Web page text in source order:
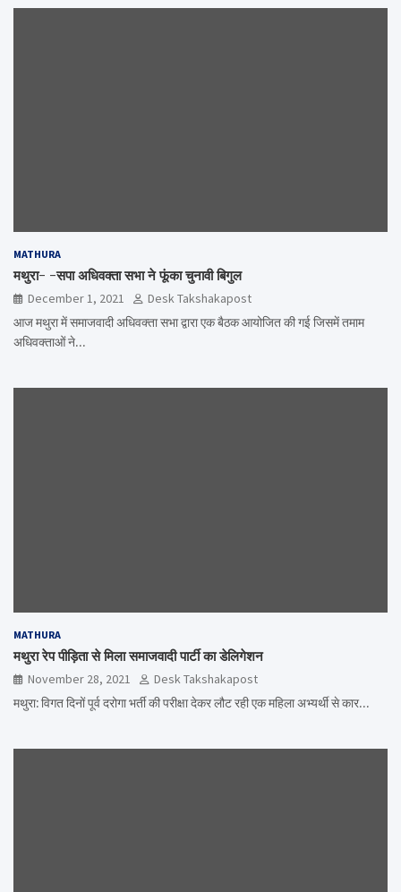
MATHURA
मथुरा- -सपा अधिवक्ता सभा ने फूंका चुनावी बिगुल
December 1, 2021
Desk Takshakapost
आज मथुरा में समाजवादी अधिवक्ता सभा द्वारा एक बैठक आयोजित की गई जिसमें तमाम
अधिवक्ताओं ने…
MATHURA
मथुरा रेप पीड़िता से मिला समाजवादी पार्टी का डेलिगेशन
November 28, 2021
Desk Takshakapost
मथुरा: विगत दिनों पूर्व दरोगा भर्ती की परीक्षा देकर लौट रही एक महिला अभ्यर्थी से कार…